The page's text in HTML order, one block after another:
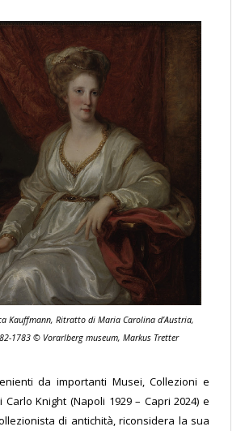
Kauffmann, Ritratto di Maria Carolina d’Austria,
1783 © Vorarlberg museum, Markus Tretter
da importanti Musei, Collezioni e
Knight (Napoli 1929 – Capri 2024) e
di antichità, riconsidera la sua